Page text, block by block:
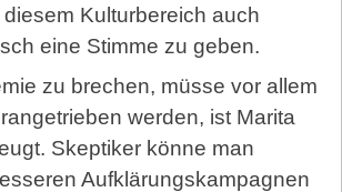
Kulturbereich auch
eine Stimme zu geben.
zu brechen, müsse vor allem
werden, ist Marita
Skeptiker könne man
Aufklärungskampagnen